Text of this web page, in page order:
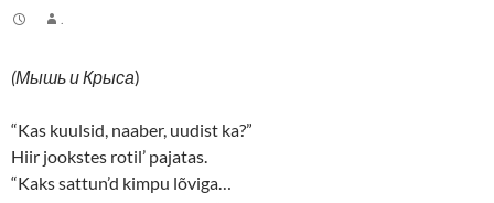
(Мышь и Крыса)
“Kas kuulsid, naaber, uudist ka?”
Hiir jookstes rotil’ pajatas.
“Kaks sattun’d kimpu lõviga…